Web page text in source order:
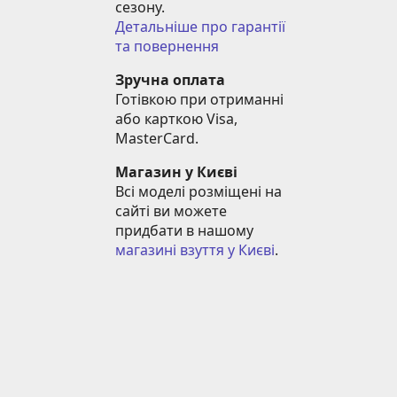
сезону.
Детальніше про гарантії
та повернення
Зручна оплата
Готівкою при отриманні
або карткою Visa,
MasterCard.
Магазин у Києві
Всі моделі розміщені на
сайті ви можете
магазині взуття у Києві.